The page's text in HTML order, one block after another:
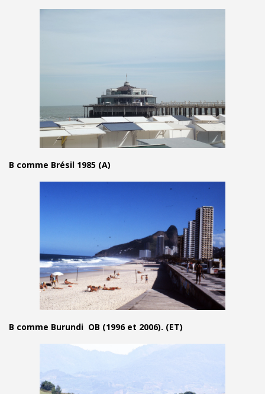
B comme Brésil 1985 (A)
B comme Burundi OB (1996 et 2006). (ET)